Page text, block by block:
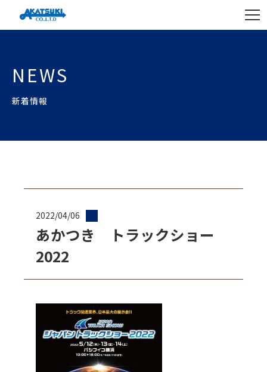
NEWS
新着情報
2022/04/06
あかつき トラックショー
2022